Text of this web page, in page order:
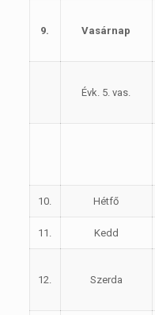
9. Vasárnap
Évk. 5. vas.
10. Hétfő
11. Kedd
12. Szerda